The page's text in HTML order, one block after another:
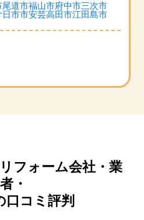
尾道市福山市府中市三次市
日市市安芸高田市江田島市
フォーム会社・業
者・
口コミ評判